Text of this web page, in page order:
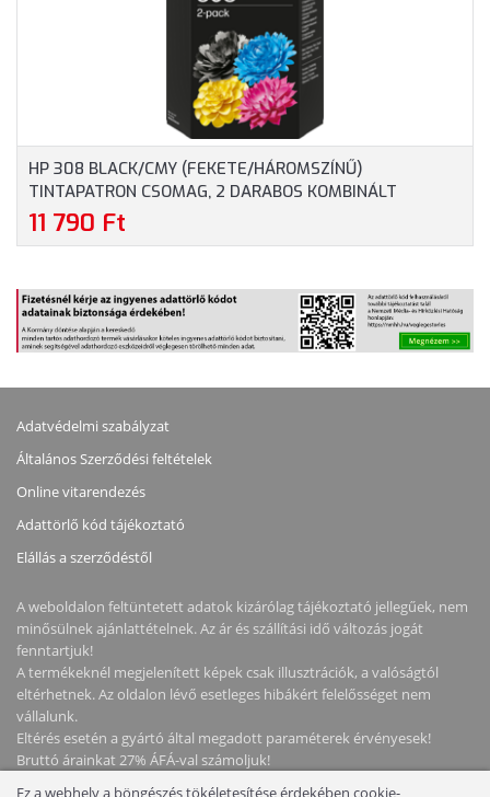
HP 308 BLACK/CMY (FEKETE/HÁROMSZÍNŰ)
TINTAPATRON CSOMAG, 2 DARABOS KOMBINÁLT
KISZERELÉS (6L6S6UE)
11 790 Ft
Adatvédelmi szabályzat
Általános Szerződési feltételek
Online vitarendezés
Adattörlő kód tájékoztató
Elállás a szerződéstől
A weboldalon feltüntetett adatok kizárólag tájékoztató jellegűek, nem
minősülnek ajánlattételnek. Az ár és szállítási idő változás jogát
fenntartjuk!
A termékeknél megjelenített képek csak illusztrációk, a valóságtól
eltérhetnek. Az oldalon lévő esetleges hibákért felelősséget nem
vállalunk.
Eltérés esetén a gyártó által megadott paraméterek érvényesek!
Bruttó árainkat 27% ÁFÁ-val számoljuk!
Ez a webhely a böngészés tökéletesítése érdekében cookie-